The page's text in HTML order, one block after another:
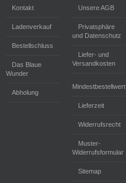
Kontakt
Ladenverkauf
Bestellschluss
Das Blaue
Wunder
Abholung
Unsere AGB
Privatsphäre
und Datenschutz
Liefer- und
Versandkosten
Mindestbestellwert
Lieferzeit
Widerrufsrecht
Muster-
Widerrufsformular
Sitemap